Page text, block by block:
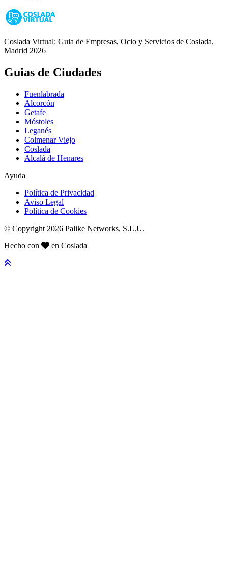
Coslada Virtual: Guia de Empresas, Ocio y Servicios de Coslada,
Madrid 2026
Guias de Ciudades
Fuenlabrada
Alcorcón
Getafe
Móstoles
Leganés
Colmenar Viejo
Coslada
Alcalá de Henares
Ayuda
Política de Privacidad
Aviso Legal
Política de Cookies
© Copyright 2026 Palike Networks, S.L.U.
Hecho con
en Coslada